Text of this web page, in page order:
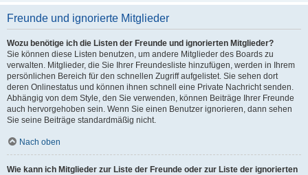
Freunde und ignorierte Mitglieder
Wozu benötige ich die Listen der Freunde und ignorierten Mitglieder?
Sie können diese Listen benutzen, um andere Mitglieder des Boards zu
verwalten. Mitglieder, die Sie Ihrer Freundesliste hinzufügen, werden in Ihrem
persönlichen Bereich für den schnellen Zugriff aufgelistet. Sie sehen dort
deren Onlinestatus und können ihnen schnell eine Private Nachricht senden.
Abhängig von dem Style, den Sie verwenden, können Beiträge Ihrer Freunde
auch hervorgehoben sein. Wenn Sie einen Benutzer ignorieren, dann sehen
Sie seine Beiträge standardmäßig nicht.
Nach oben
Wie kann ich Mitglieder zur Liste der Freunde oder zur Liste der ignorierten